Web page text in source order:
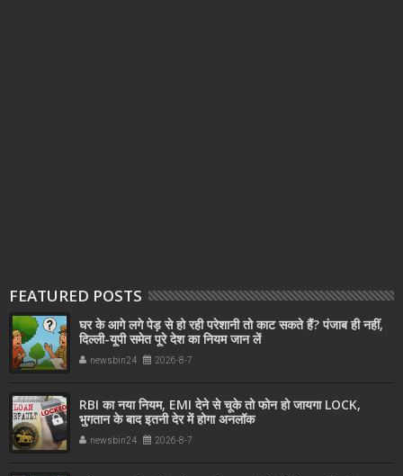
FEATURED POSTS
घर के आगे लगे पेड़ से हो रही परेशानी तो काट सकते हैं? पंजाब ही नहीं,
दिल्‍ली-यूपी समेत पूरे देश का नियम जान लें
newsbin24 2026-8-7
RBI का नया नियम, EMI देने से चूके तो फोन हो जायगा LOCK,
भुगतान के बाद इतनी देर में होगा अनलॉक
newsbin24 2026-8-7